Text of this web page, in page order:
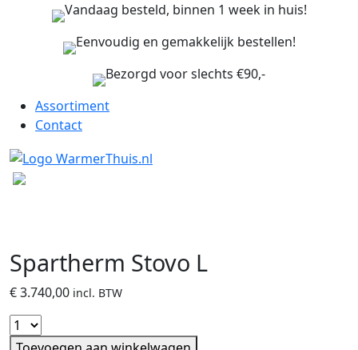
Vandaag besteld, binnen 1 week in huis!
Eenvoudig en gemakkelijk bestellen!
Bezorgd voor slechts €90,-
Assortiment
Contact
Spartherm Stovo L
€3.740,00 incl. BTW